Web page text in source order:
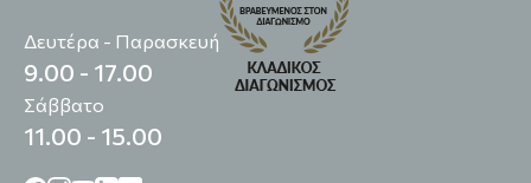
Δευτέρα - Παρασκευή
9.00 - 17.00
Σάββατο
11.00 - 15.00